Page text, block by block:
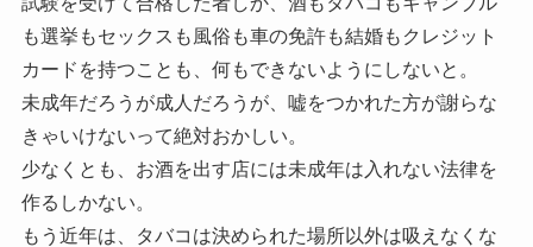
も選挙もセックスも風俗も車の免許も結婚もクレジット
カードを持つことも、何もできないようにしないと。
未成年だろうが成人だろうが、嘘をつかれた方が謝らな
きゃいけないって絶対おかしい。
少なくとも、お酒を出す店には未成年は入れない法律を
作るしかない。
もう近年は、タバコは決められた場所以外は吸えなくな